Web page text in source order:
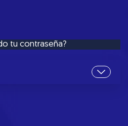
tu contraseña?